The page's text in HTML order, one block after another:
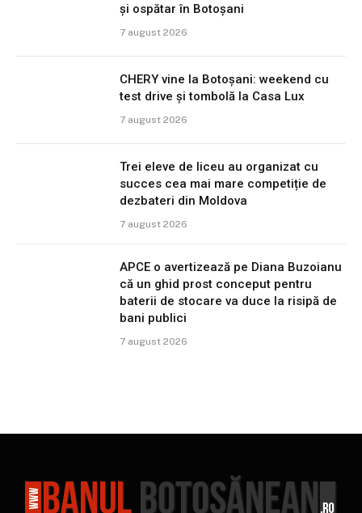
și ospătar în Botoșani
7 august 2026
CHERY vine la Botoșani: weekend cu
test drive și tombolă la Casa Lux
7 august 2026
Trei eleve de liceu au organizat cu
succes cea mai mare competiție de
dezbateri din Moldova
7 august 2026
APCE o avertizează pe Diana Buzoianu
că un ghid prost conceput pentru
baterii de stocare va duce la risipă de
bani publici
7 august 2026